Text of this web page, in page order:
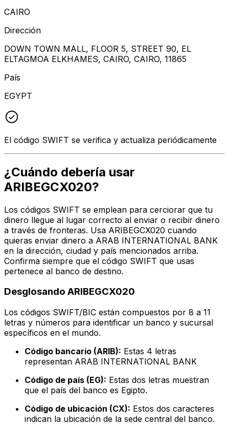
CAIRO
Dirección
DOWN TOWN MALL, FLOOR 5, STREET 90, EL
ELTAGMOA ELKHAMES, CAIRO, CAIRO, 11865
País
EGYPT
El código SWIFT se verifica y actualiza periódicamente
¿Cuándo debería usar
ARIBEGCX020?
Los códigos SWIFT se emplean para cerciorar que tu
dinero llegue al lugar correcto al enviar o recibir dinero
a través de fronteras. Usa ARIBEGCX020 cuando
quieras enviar dinero a ARAB INTERNATIONAL BANK
en la dirección, ciudad y país mencionados arriba.
Confirma siempre que el código SWIFT que usas
pertenece al banco de destino.
Desglosando ARIBEGCX020
Los códigos SWIFT/BIC están compuestos por 8 a 11
letras y números para identificar un banco y sucursal
específicos en el mundo.
Código bancario (ARIB): Estas 4 letras
representan ARAB INTERNATIONAL BANK
Código de país (EG): Estas dos letras muestran
que el país del banco es Egipto.
Código de ubicación (CX): Estos dos caracteres
indican la ubicación de la sede central del banco.